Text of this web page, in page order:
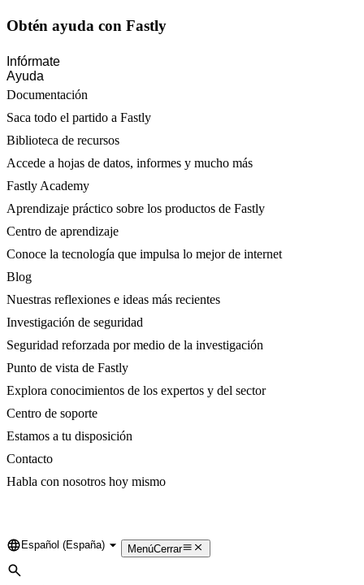
Obtén ayuda con Fastly
Infórmate
Ayuda
Documentación
Saca todo el partido a Fastly
Biblioteca de recursos
Accede a hojas de datos, informes y mucho más
Fastly Academy
Aprendizaje práctico sobre los productos de Fastly
Centro de aprendizaje
Conoce la tecnología que impulsa lo mejor de internet
Blog
Nuestras reflexiones e ideas más recientes
Investigación de seguridad
Seguridad reforzada por medio de la investigación
Punto de vista de Fastly
Explora conocimientos de los expertos y del sector
Centro de soporte
Estamos a tu disposición
Contacto
Habla con nosotros hoy mismo
Language
Español (España) MenúCerrar
Búsqueda